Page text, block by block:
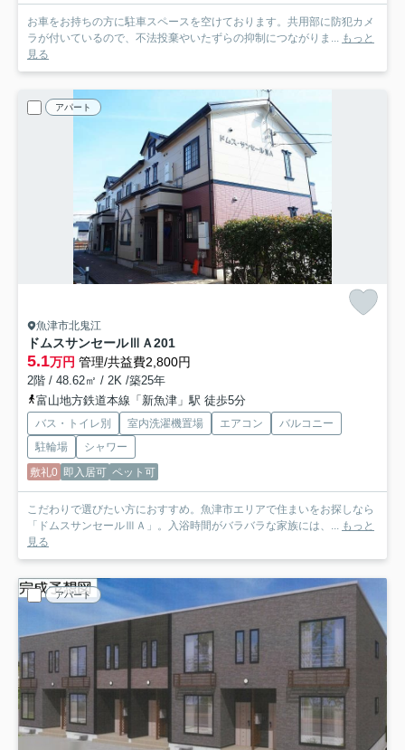
お車をお持ちの方に駐車スペースを空けております。共用部に防犯カメ
ラが付いているので、不法投棄やいたずらの抑制につながりま...
もっと
見る
アパート
魚津市北鬼江
ドムスサンセールⅢＡ201
5.1万円 管理/共益費2,800円
2階 / 48.62㎡ / 2K /築25年
富山地方鉄道本線「新魚津」駅 徒歩5分
バス・トイレ別 室内洗濯機置場 エアコン
バルコニー
駐輪場
シャワー
敷礼0 即入居可 ペット可
こだわりで選びたい方におすすめ。魚津市エリアで住まいをお探しなら
「ドムスサンセールⅢＡ」。入浴時間がバラバラな家族には、... もっと
見る
アパート